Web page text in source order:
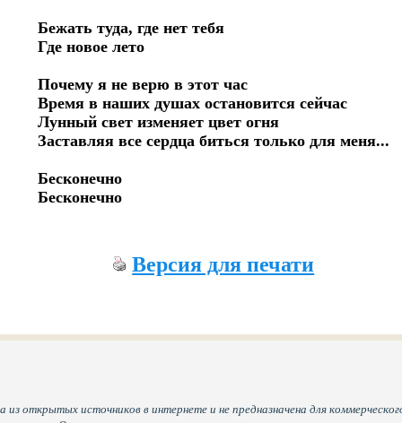
Бежать туда, где нет тебя
Где новое лето
Почему я не верю в этот час
Время в наших душах остановится сейчас
Лунный свет изменяет цвет огня
Заставляя все сердца биться только для меня...
Бесконечно
Бесконечно
Версия для печати
открытых источников в интернете и не предназначена для